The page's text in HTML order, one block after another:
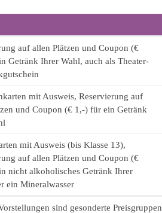
auf allen Plätzen und Coupon (€
Getränk Ihrer Wahl, auch als Theater-
mit Ausweis, Reservierung auf
und Coupon (€ 1,-) für ein Getränk
mit Ausweis (bis Klasse 13),
auf allen Plätzen und Coupon (€
nicht alkoholisches Getränk Ihrer
ein Mineralwasser
sind gesonderte Preisgruppen